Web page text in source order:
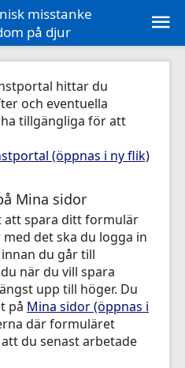
misstanke
på djur
hittar du
och eventuella
tillgängliga för att
(öppnas i ny flik)
Mina sidor
att spara ditt formulär
det ska du logga in
du går till
när du vill spara
upp till höger. Du
på Mina sidor (öppnas i
där formuläret
du senast arbetade